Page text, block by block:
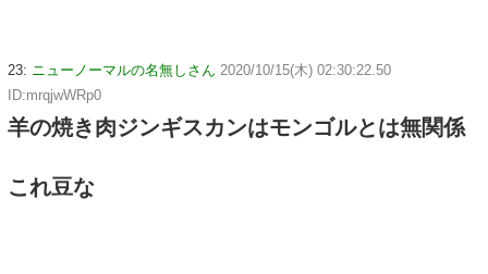
23: ニューノーマルの名無しさん 2020/10/15(木) 02:30:22.50
ID:mrqjwWRp0
羊の焼き肉ジンギスカンはモンゴルとは無関係
これ豆な